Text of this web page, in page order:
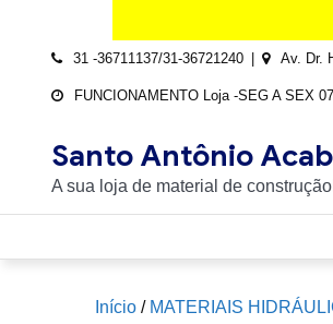
31 -36711137/31-36721240 Av. Dr.
FUNCIONAMENTO Loja -SEG A SEX
Santo Antônio
A sua loja de material de
Início / MATERIAIS